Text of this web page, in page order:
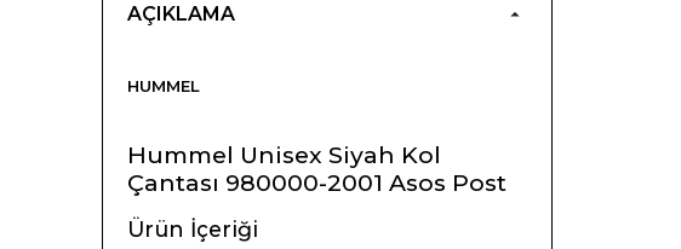
AÇIKLAMA
HUMMEL
Hummel Unisex Siyah Kol
Çantası 980000-2001 Asos Post
Ürün İçeriği